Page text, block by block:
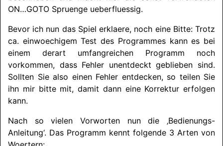
ON…GOTO Spruenge ueberfluessig.
Bevor ich nun das Spiel erklaere, noch eine Bitte: Trotz
ca. einwoechigem Test des Programmes kann es bei
einem derart umfangreichen Programm noch
vorkommen, dass Fehler unentdeckt geblieben sind.
Sollten Sie also einen Fehler entdecken, so teilen Sie
ihn mir bitte mit, damit dann eine Korrektur erfolgen
kann.
Nach so vielen Vorworten nun die ‚Bedienungs-
Anleitung‘. Das Programm kennt folgende 3 Arten von